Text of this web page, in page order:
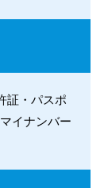
証・パスポ
イナンバー